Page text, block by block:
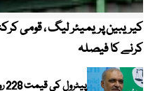
کرنے کا فیصلہ